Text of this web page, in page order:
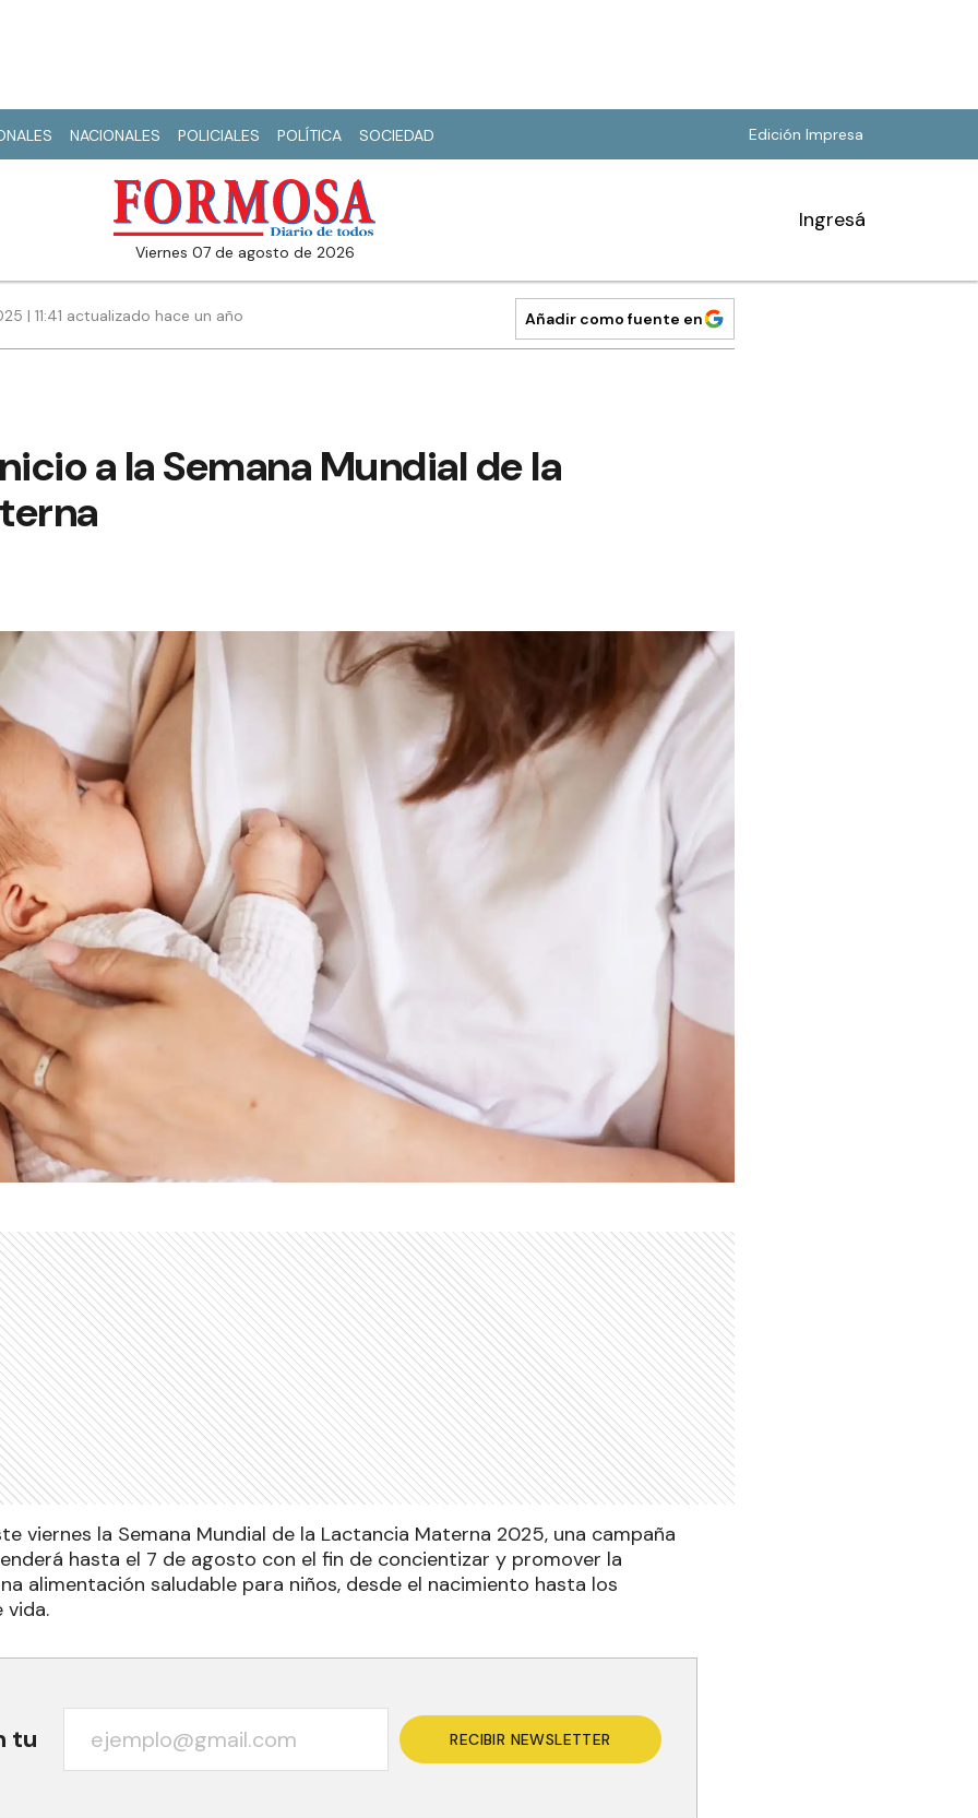
NACIONALES POLICIALES POLÍTICA SOCIEDAD Edición Impresa
viernes 07 de agosto de 2026
Ingresá
| 11:41 actualizado hace un año Añadir como fuente en
a la Semana Mundial de la
viernes la Semana Mundial de la Lactancia Materna 2025, una campaña
hasta el 7 de agosto con el fin de concientizar y promover la
alimentación saludable para niños, desde el nacimiento hasta los
vida.
tu RECIBIR NEWSLETTER